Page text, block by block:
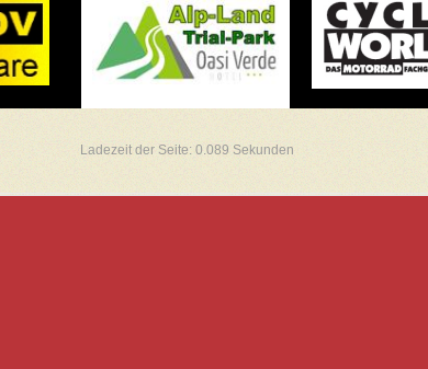
Ladezeit der Seite: 0.089 Sekunden